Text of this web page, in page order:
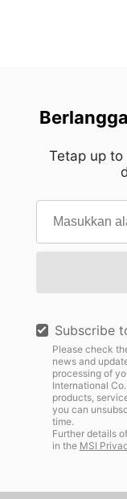
Tetap up
Subscribe
Please check
news and
processing of
International
products,
you can
time.
Further details
in the MSI